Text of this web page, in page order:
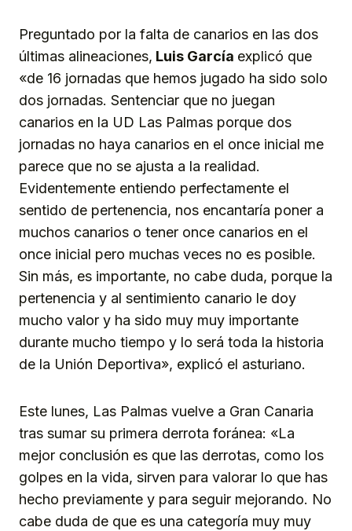
Preguntado por la falta de canarios en las dos
últimas alineaciones, Luis García explicó que
«de 16 jornadas que hemos jugado ha sido solo
dos jornadas. Sentenciar que no juegan
canarios en la UD Las Palmas porque dos
jornadas no haya canarios en el once inicial me
parece que no se ajusta a la realidad.
Evidentemente entiendo perfectamente el
sentido de pertenencia, nos encantaría poner a
muchos canarios o tener once canarios en el
once inicial pero muchas veces no es posible.
Sin más, es importante, no cabe duda, porque la
pertenencia y al sentimiento canario le doy
mucho valor y ha sido muy muy importante
durante mucho tiempo y lo será toda la historia
de la Unión Deportiva», explicó el asturiano.
Este lunes, Las Palmas vuelve a Gran Canaria
tras sumar su primera derrota foránea: «La
mejor conclusión es que las derrotas, como los
golpes en la vida, sirven para valorar lo que has
hecho previamente y para seguir mejorando. No
cabe duda de que es una categoría muy muy